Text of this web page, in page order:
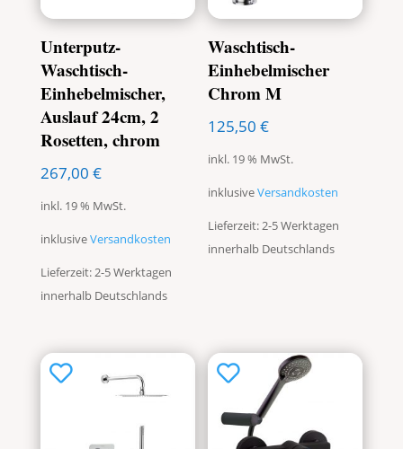
Unterputz-
Waschtisch-
Einhebelmischer,
Auslauf 24cm, 2
Rosetten, chrom
267,00 €
inkl. 19 % MwSt.
inklusiveVersandkosten
Lieferzeit: 2-5 Werktagen
innerhalb Deutschlands
Waschtisch-
Einhebelmischer
Chrom M
125,50€
inkl. 19 % MwSt.
inklusiveVersandkosten
Lieferzeit: 2-5 Werktagen
innerhalb Deutschlands